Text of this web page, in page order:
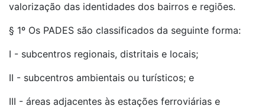
valorização das identidades dos bairros e regiões.
§ 1º Os PADES são classificados da seguinte forma:
I - subcentros regionais, distritais e locais;
II - subcentros ambientais ou turísticos; e
III - áreas adjacentes às estações ferroviárias e